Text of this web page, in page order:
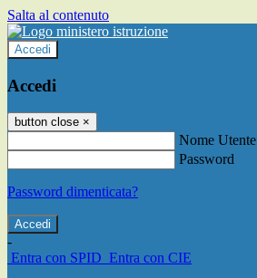
Salta al contenuto
Accedi
Accedi
button close ×
Nome Utente
Password
Password dimenticata?
-
Entra con SPID Entra con CIE